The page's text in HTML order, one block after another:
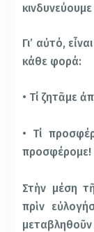
κινδυνεύουμε
Γι’ αὐτό,
κάθε φορά:
• Τί ζητᾶμε
• Τί
προσφέρομε!
Στὴν μέση
πρὶν
μεταβληθοῦν